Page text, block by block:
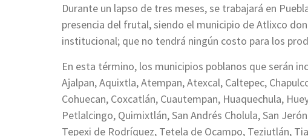
Durante un lapso de tres meses, se trabajará en
presencia del frutal, siendo el municipio de Atlixco
institucional; que no tendrá ningún costo para los
En esta término, los municipios poblanos que serán
Ajalpan, Aquixtla, Atempan, Atexcal, Caltepec,
Cohuecan, Coxcatlán, Cuautempan, Huaquechula,
Petlalcingo, Quimixtlán, San Andrés Cholula, San
Tepexi de Rodríquez, Tetela de Ocampo, Teziutlán,